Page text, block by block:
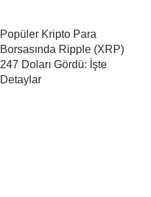
Popüler Kripto Para
Borsasında Ripple (XRP)
247 Doları Gördü: İşte
Detaylar